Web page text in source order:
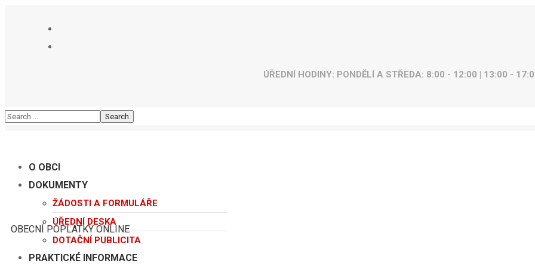
ÚŘEDNÍ HODINY: PONDĚLÍ A STŘEDA: 8:00 - 12:00 | 13:00 -
O OBCI
DOKUMENTY
ŽÁDOSTI A FORMULÁŘE
ÚŘEDNÍ DESKA
DOTAČNÍ PUBLICITA
PRAKTICKÉ INFORMACE
OBECNÍ POPLATKY ONLINE